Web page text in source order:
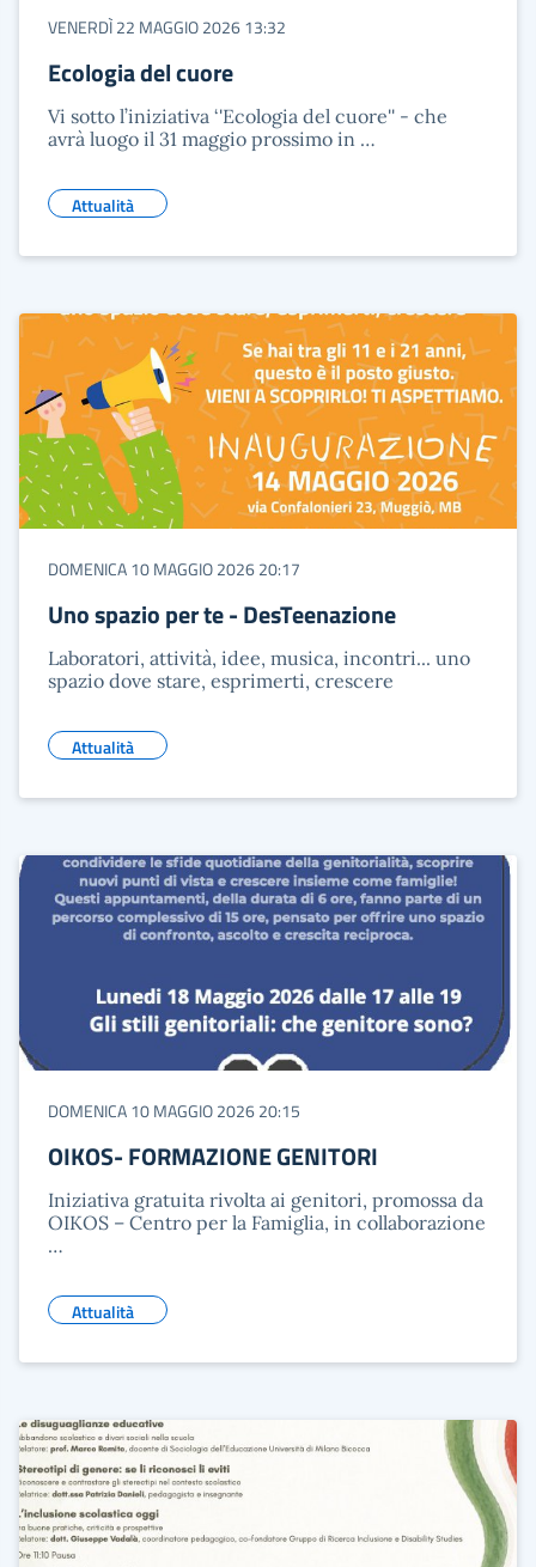
VENERDÌ 22 MAGGIO 2026 13:32
Ecologia del cuore
Vi sotto l’iniziativa ‘'Ecologia del cuore'' - che
avrà luogo il 31 maggio prossimo in …
Attualità
DOMENICA 10 MAGGIO 2026 20:17
Uno spazio per te - DesTeenazione
Laboratori, attività, idee, musica, incontri... uno
spazio dove stare, esprimerti, crescere
Attualità
DOMENICA 10 MAGGIO 2026 20:15
OIKOS- FORMAZIONE GENITORI
Iniziativa gratuita rivolta ai genitori, promossa da
OIKOS – Centro per la Famiglia, in collaborazione
…
Attualità